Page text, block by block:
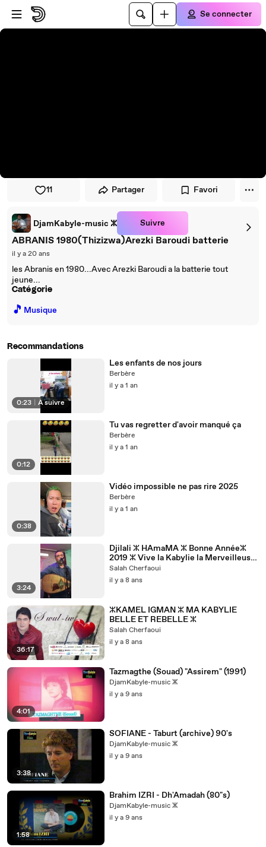
Passer au player
Passer au contenu principal
Se connecter
11 Partager Favori
DjamKabyle-music ⵣ Suivre
ABRANIS 1980(Thizizwa)Arezki Baroudi batterie
il y a 20 ans
les Abranis en 1980...Avec Arezki Baroudi a la batterie tout
jeune...
Catégorie
🎵 Musique
Recommandations
0:23 À suivre
Les enfants de nos jours
Berbère
il y a 1 an
0:12
Tu vas regretter d'avoir manqué ça
Berbère
il y a 1 an
0:38
Vidéo impossible ne pas rire 2025
Berbère
il y a 1 an
3:24
Djilali ⵣ HAmaMA ⵣ Bonne Annéeⵣ
2019 ⵣ Vive la Kabylie la Merveilleuse
ⵣ
Salah Cherfaoui
il y a 8 ans
36:17
ⵣKAMEL IGMAN ⵣ MA KABYLIE
BELLE ET REBELLE ⵣ
Salah Cherfaoui
il y a 8 ans
4:01
Tazmagthe (Souad) "Assirem" (1991)
DjamKabyle-music ⵣ
il y a 9 ans
3:38
SOFIANE - Taburt (archive) 90's
DjamKabyle-music ⵣ
il y a 9 ans
1:58
Brahim IZRI - Dh'Amadah (80"s)
DjamKabyle-music ⵣ
il y a 9 ans